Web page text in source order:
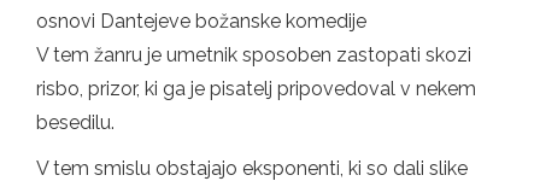
osnovi Dantejeve božanske komedije
V tem žanru je umetnik sposoben zastopati skozi
risbo, prizor, ki ga je pisatelj pripovedoval v nekem
besedilu.
V tem smislu obstajajo eksponenti, ki so dali slike